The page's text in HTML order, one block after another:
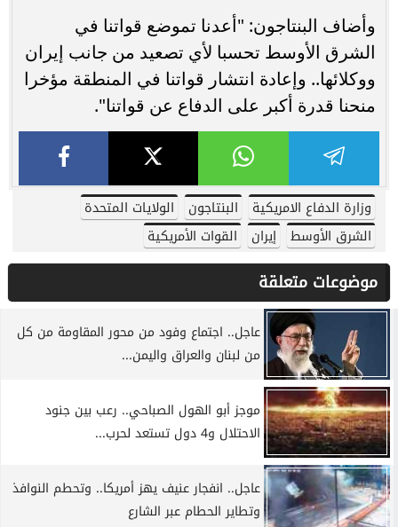
وأضاف البنتاجون: "أعدنا تموضع قواتنا في
الشرق الأوسط تحسبا لأي تصعيد من جانب إيران
ووكلائها.. وإعادة انتشار قواتنا في المنطقة مؤخرا
منحنا قدرة أكبر على الدفاع عن قواتنا".
وزارة الدفاع الامريكية البنتاجون
الولايات المتحدة
الشرق الأوسط
إيران القوات الأمريكية
موضوعات متعلقة
عاجل.. اجتماع وفود من محور المقاومة من كل
من لبنان والعراق واليمن...
موجز أبو الهول الصباحي.. رعب بين جنود
الاحتلال و4 دول تستعد لحرب...
عاجل.. انفجار عنيف يهز أمريكا.. وتحطم النوافذ
وتطاير الحطام عبر الشارع